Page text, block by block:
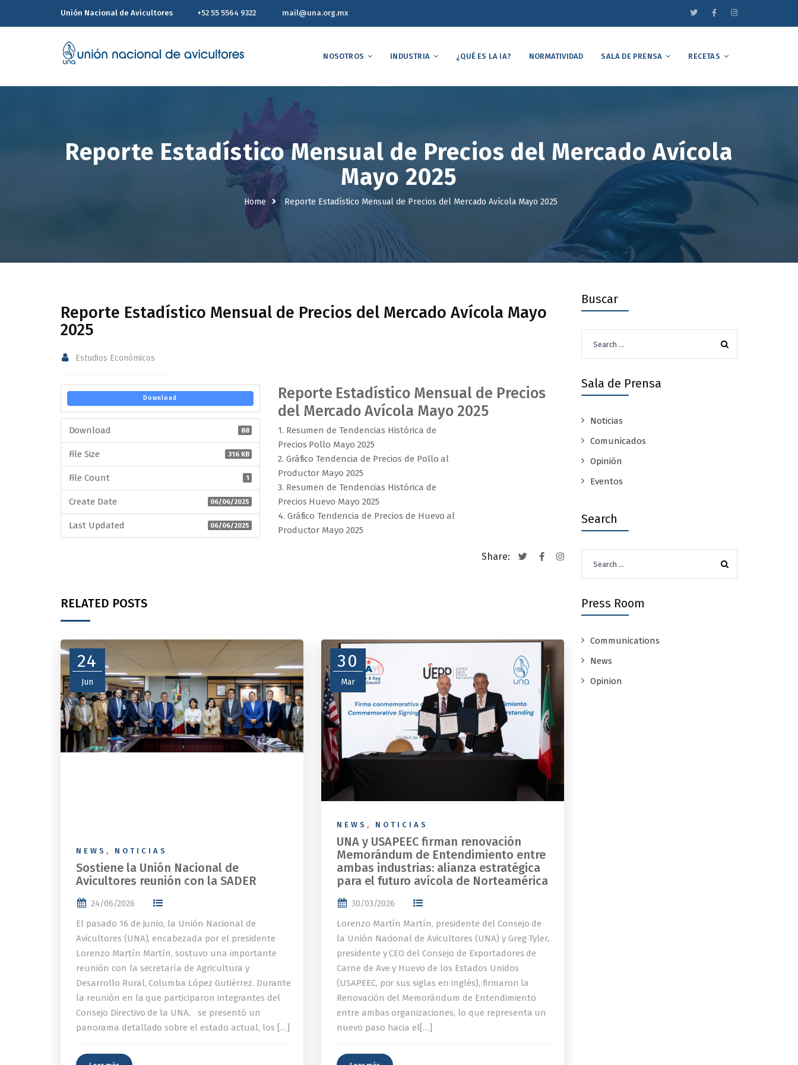
Unión Nacional de Avicultores +52 55 5564 9322 mail@una.org.mx
NOSOTROS INDUSTRIA ¿QUÉ ES LA IA? NORMATIVIDAD SALA DE PRENSA RECETAS
Reporte Estadístico Mensual de Precios del Mercado Avícola
Mayo 2025
Home Reporte Estadístico Mensual de Precios del Mercado Avícola Mayo 2025
Reporte Estadístico Mensual de Precios del Mercado Avícola Mayo
2025
Estudios Económicos
Download
Download 88
File Size 316 KB
File Count 1
Create Date 06/06/2025
Last Updated 06/06/2025
Reporte Estadístico Mensual de Precios
del Mercado Avícola Mayo 2025
1. Resumen de Tendencias Histórica de
Precios Pollo Mayo 2025
2. Gráfico Tendencia de Precios de Pollo al
Productor Mayo 2025
3. Resumen de Tendencias Histórica de
Precios Huevo Mayo 2025
4. Gráfico Tendencia de Precios de Huevo al
Productor Mayo 2025
Share:
RELATED POSTS
24
Jun
NEWS , NOTICIAS
Sostiene la Unión Nacional de
Avicultores reunión con la SADER
24/06/2026
El pasado 16 de junio, la Unión Nacional de
Avicultores (UNA), encabezada por el presidente
Lorenzo Martín Martín, sostuvo una importante
reunión con la secretaría de Agricultura y
Desarrollo Rural, Columba López Gutiérrez. Durante
la reunión en la que participaron integrantes del
Consejo Directivo de la UNA, se presentó un
panorama detallado sobre el estado actual, los […]
30
Mar
NEWS , NOTICIAS
UNA y USAPEEC firman renovación
Memorándum de Entendimiento entre
ambas industrias: alianza estratégica
para el futuro avícola de Norteamérica
30/03/2026
Lorenzo Martín Martín, presidente del Consejo de
la Unión Nacional de Avicultores (UNA) y Greg Tyler,
presidente y CEO del Consejo de Exportadores de
Carne de Ave y Huevo de los Estados Unidos
(USAPEEC, por sus siglas en inglés), firmaron la
Renovación del Memorándum de Entendimiento
entre ambas organizaciones, lo que representa un
nuevo paso hacia el[…]
Buscar
for:
Sala de Prensa
Noticias
Comunicados
Opinión
Eventos
Search
for:
Press Room
Communications
News
Opinion